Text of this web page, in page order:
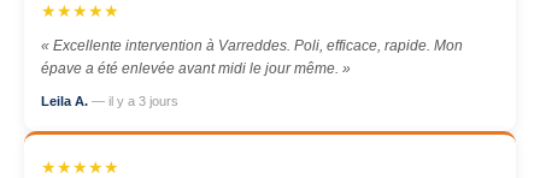
★★★★★
« Excellente intervention à Varreddes. Poli, efficace, rapide. Mon
épave a été enlevée avant midi le jour même. »
Leila A. — il y a 3 jours
★★★★★